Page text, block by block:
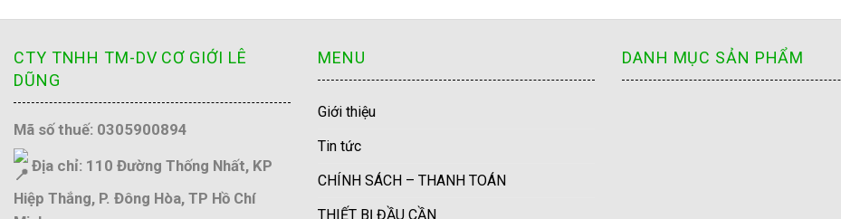
CTY TNHH TM-DV CƠ GIỚI LÊ
DŨNG
Mã số thuế: 0305900894
Địa chỉ: 110 Đường Thống Nhất, KP
Hiệp Thắng, P. Đông Hòa, TP Hồ Chí
MENU
Giới thiệu
Tin tức
CHÍNH SÁCH – THANH TOÁN
THIẾT BỊ ĐẦU CẦN
DANH MỤC SẢN PHẨM